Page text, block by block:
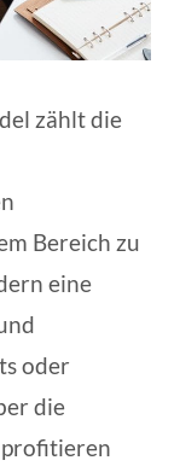
zählt die
Bereich zu
eine
oder
die